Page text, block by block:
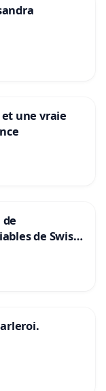
une vraie
de Swiss